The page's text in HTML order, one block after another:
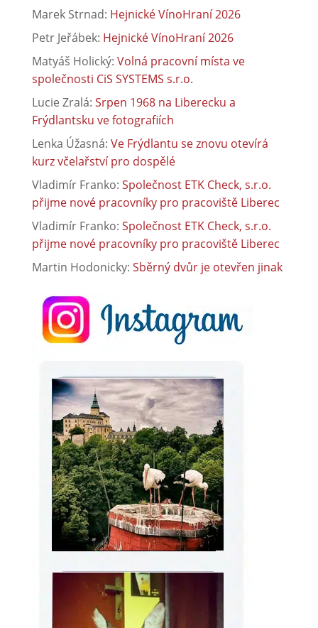
Marek Strnad: Hejnické VínoHraní 2026
Petr Jeřábek: Hejnické VínoHraní 2026
Matyáš Holický: Volná pracovní místa ve
společnosti CiS SYSTEMS s.r.o.
Lucie Zralá: Srpen 1968 na Liberecku a
Frýdlantsku ve fotografiích
Lenka Úžasná: Ve Frýdlantu se znovu otevírá
kurz včelařství pro dospělé
Vladimír Franko: Společnost ETK Check, s.r.o.
přijme nové pracovníky pro pracoviště Liberec
Vladimír Franko: Společnost ETK Check, s.r.o.
přijme nové pracovníky pro pracoviště Liberec
Martin Hodonicky: Sběrný dvůr je otevřen jinak